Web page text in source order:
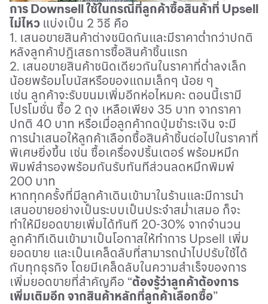
การ Downsellใช้ในกรณี่ที่ลูกค้าซื้อสินค้าที่ Upsell
ไม่ไหว แบ่งเป็น 2 วิธี คือ
1. เสนอขายสินค้าต่างชนิดกันและมีราคาต่ำกว่าปกติ
หลังลูกค้าปฏิเสธการซื้อสินค้าชิ้นแรก
2. เสนอขายสินค้าชนิดเดียวกันในราคาที่ต่ำลงเล็ก
น้อยพร้อมโบนัสหรือของแถมเล็กๆ น้อย ๆ
เช่น ลูกค้าจะรับขนมเพิ่มอีกห่อไหมคะ ตอนนี้เรามี
โปรโมชั่น ซื้อ 2 ถุง เหลือเพียง 35 บาท จากราคา
ปกติ 40 บาท หรือเมื่อลูกค้ากดปุ่มชำระเงิน จะมี
การนำเสนอให้ลูกค้าเลือกซื้อสินค้าชิ้นต่อไปในราคาที่
พิเศษยิ่งขึ้น เช่น ซื้อเครื่องปริ้นเตอร์ พร้อมหมึก
พิมพ์สำรองพร้อมกันรับทันทีส่วนลดหมึกพิมพ์
200 บาท
หากทุกครั้งที่มีลูกค้าเดินเข้ามาในร้านและมีการนำ
เสนอขายอย่างเป็นระบบเป็นประจำสม่ำเสมอ ก็จะ
ทำให้มียอดขายเพิ่มได้ทันที 20-30% จากจำนวน
ลูกค้าทีเดินเข้ามาเป็นโอกาสให้ทำการ Upsell เพิ่ม
ยอดขาย และเป็นเคล็ดลับที่สามารถนำไปปรับใช้ได้
กับทุกธุรกิจ โดยมีเคล็ดลับในความสำเร็จของการ
เพิ่มยอดขายที่สำคัญคือ “ต้องรู้ว่าลูกค้าต้องการ
เพิ่มเติมอีก จากสินค้าหลักที่ลูกค้าเลือกซื้อ”